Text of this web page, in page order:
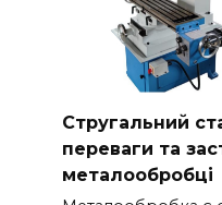
Стругальний
переваги та
металообробці